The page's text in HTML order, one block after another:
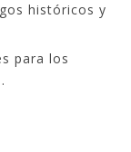
históricos y
para los